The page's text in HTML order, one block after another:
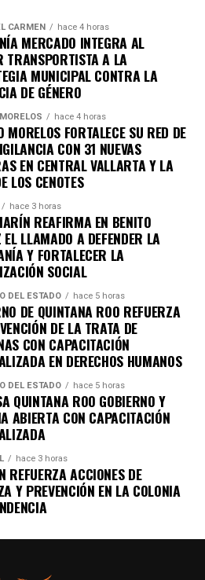
noticias al instante
oficial de WhatsApp de
Quintana Roo directamente
canal de WhatsApp
CARMEN hace 4 horas
MERCADO INTEGRA AL
TRANSPORTISTA A LA
MUNICIPAL CONTRA LA
DE GÉNERO
hace 4 horas
MORELOS FORTALECE SU RED DE
CON 31 NUEVAS
EN CENTRAL VALLARTA Y LA
LOS CENOTES
hace 3 horas
REAFIRMA EN BENITO
EL LLAMADO A DEFENDER LA
Y FORTALECER LA
SOCIAL
DEL ESTADO hace 5 horas
DE QUINTANA ROO REFUERZA
DE LA TRATA DE
CON CAPACITACIÓN
EN DERECHOS HUMANOS
DEL ESTADO hace 5 horas
QUINTANA ROO GOBIERNO Y
ABIERTA CON CAPACITACIÓN
hace 3 horas
REFUERZA ACCIONES DE
Y PREVENCIÓN EN LA COLONIA